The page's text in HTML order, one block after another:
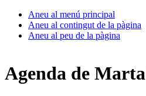
Aneu al menú principal
Aneu al contingut de la pàgina
Aneu al peu de la pàgina
Agenda de